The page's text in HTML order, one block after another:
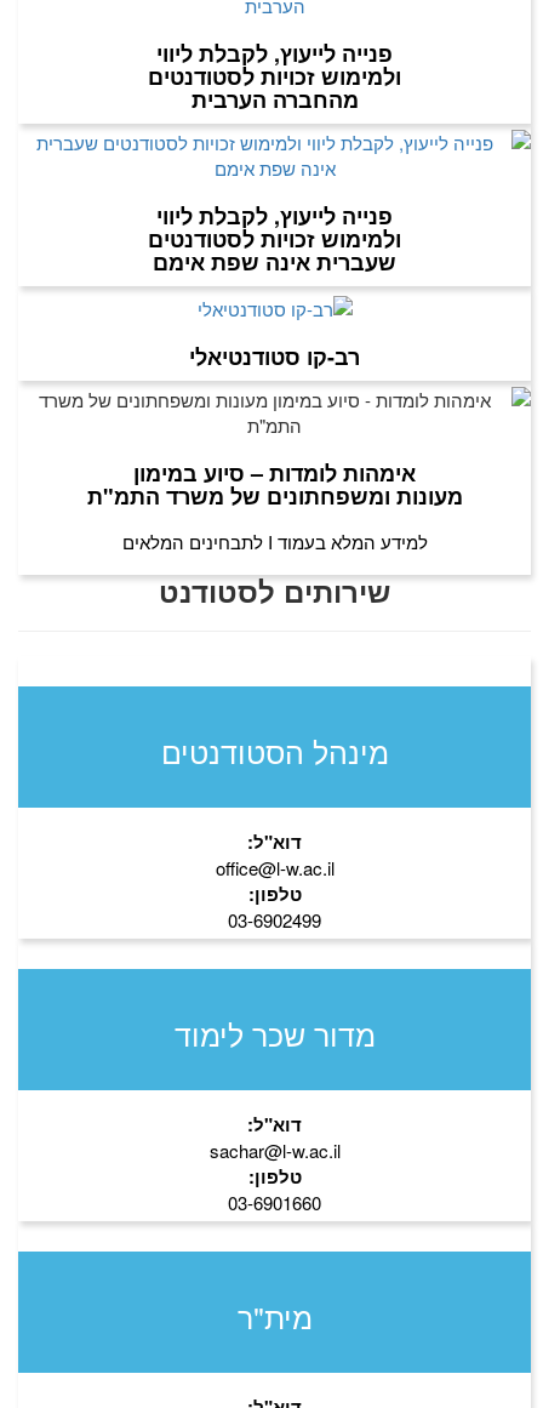
פנייה לייעוץ, לקבלת ליווי
ולמימוש זכויות לסטודנטים
מהחברה הערבית
פנייה לייעוץ, לקבלת ליווי
ולמימוש זכויות לסטודנטים
שעברית אינה שפת אימם
רב-קו סטודנטיאלי
אימהות לומדות – סיוע במימון
מעונות ומשפחתונים של משרד התמ"ת
למידע המלא בעמודI לתבחינים המלאים
שירותים לסטודנט
מינהל הסטודנטים
דוא"ל:
office@l-w.ac.il
טלפון:
03-6902499
מדור שכר לימוד
דוא"ל:
sachar@l-w.ac.il
טלפון:
03-6901660
מית"ר